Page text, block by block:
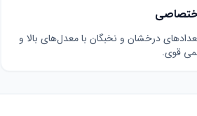
درخشان و نخبگان با معدل‌های بالا و
قوی.